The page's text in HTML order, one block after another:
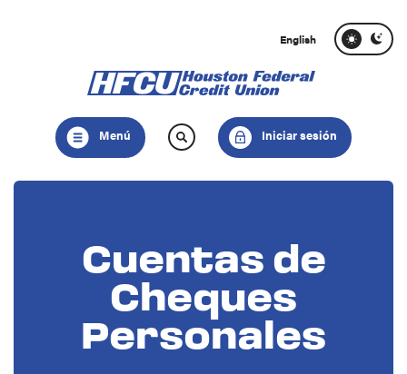
pie
superior
ver
English
Menú Iniciar sesión
Cuentas de
Cheques
Personales